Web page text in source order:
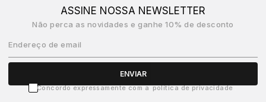
ASSINE NOSSA NEWSLETTER
Não perca as novidades e ganhe 10% de desconto
Endereço de email
ENVIAR
Concordo expressamente com a política de privacidade